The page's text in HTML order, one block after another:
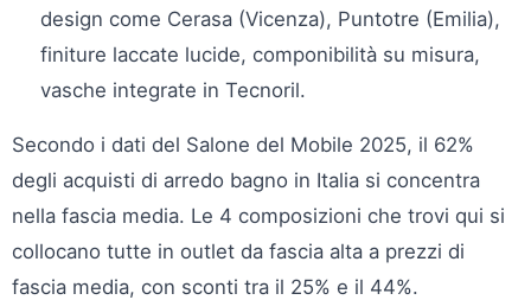
design come Cerasa (Vicenza), Puntotre (Emilia),
finiture laccate lucide, componibilità su misura,
vasche integrate in Tecnoril.
Secondo i dati del Salone del Mobile 2025, il 62%
degli acquisti di arredo bagno in Italia si concentra
nella fascia media. Le 4 composizioni che trovi qui si
collocano tutte in outlet da fascia alta a prezzi di
fascia media, con sconti tra il 25% e il 44%.